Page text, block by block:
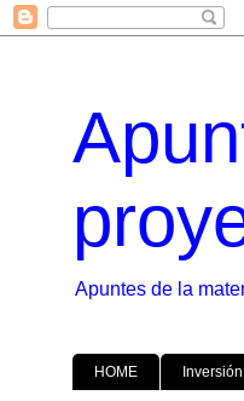
Apuntes de la
HOME